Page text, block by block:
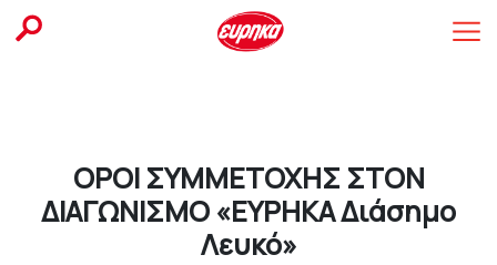
Skip
to
ΟΡΟΙ ΣΥΜΜΕΤΟΧΗΣ ΣΤΟΝ
ΔΙΑΓΩΝΙΣΜΟ «ΕΥΡΗΚΑ Διάσημο
Λευκό»